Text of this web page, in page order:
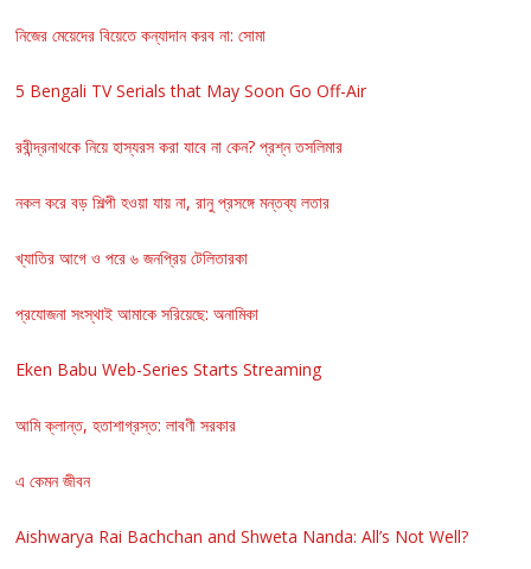
নিজের মেয়েদের বিয়েতে কন্যাদান করব না: সোমা
5 Bengali TV Serials that May Soon Go Off-Air
রবীন্দ্রনাথকে নিয়ে হাস্যরস করা যাবে না কেন? প্রশ্ন তসলিমার
নকল করে বড় শিল্পী হওয়া যায় না, রানু প্রসঙ্গে মন্তব্য লতার
খ্যাতির আগে ও পরে ৬ জনপ্রিয় টেলিতারকা
প্রযোজনা সংস্থাই আমাকে সরিয়েছে: অনামিকা
Eken Babu Web-Series Starts Streaming
আমি ক্লান্ত, হতাশাগ্রস্ত: লাবণী সরকার
এ কেমন জীবন
Aishwarya Rai Bachchan and Shweta Nanda: All’s Not Well?